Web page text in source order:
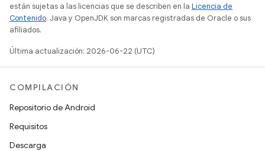
están sujetas a las licencias que se describen en la Licencia de
Contenido. Java y OpenJDK son marcas registradas de Oracle o sus
afiliados.
Última actualización: 2026-06-22 (UTC)
COMPILACIÓN
Repositorio de Android
Requisitos
Descarga